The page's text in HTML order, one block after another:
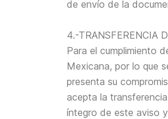
de envío de la
4.-TRANSFERENCIA
Para el cumplimiento
Mexicana, por lo que
presenta su
acepta la
íntegro de este aviso